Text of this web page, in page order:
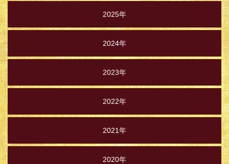
2025年
2024年
2023年
2022年
2021年
2020年